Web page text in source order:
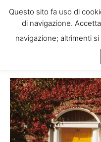
Tag: annunci
Questo sito fa uso di
di navigazione.
navigazione; altrimenti